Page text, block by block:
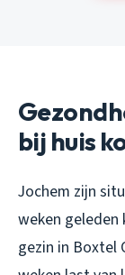
bij huis
Jochem zijn
weken geleden
gezin in Boxtel